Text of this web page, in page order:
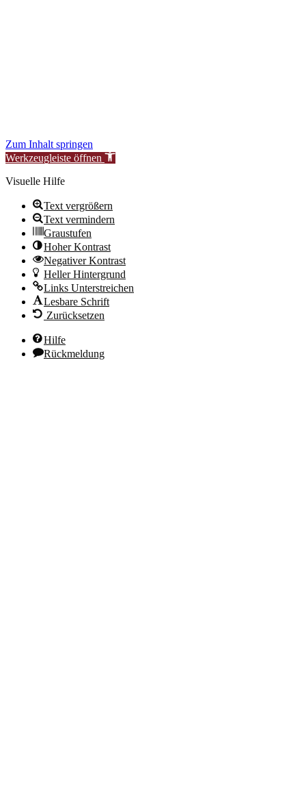
Zum Inhalt springen
Werkzeugleiste öffnen
Visuelle Hilfe
Text vergrößern
Text vermindern
Graustufen
Hoher Kontrast
Negativer Kontrast
Heller Hintergrund
Links Unterstreichen
Lesbare Schrift
Zurücksetzen
Hilfe
Rückmeldung